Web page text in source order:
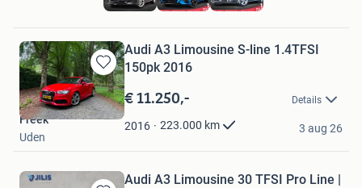
Bewaren
in
Mijn
Favorieten
Audi A3 Limousine S-line 1.4TFSI
150pk 2016
€ 11.250,- Details
2016 223.000 km
Freek
Uden
3 aug 26
Audi A3 Limousine 30 TFSI Pro Line |